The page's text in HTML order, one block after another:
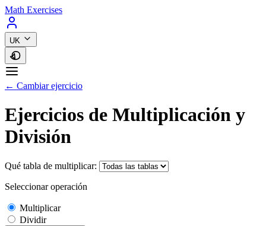
Math Exercises
UK
← Cambiar ejercicio
Ejercicios de Multiplicación y
División
Qué tabla de multiplicar:
Seleccionar operación
Multiplicar
Dividir